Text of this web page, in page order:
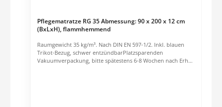
Pflegematratze RG 35 Abmessung: 90 x 200 x 12 cm
(BxLxH), flammhemmend
Raumgewicht 35 kg/m³. Nach DIN EN 597-1/2. Inkl. blauen
Trikot-Bezug, schwer entzündbarPlatzsparenden
Vakuumverpackung, bitte spätestens 6-8 Wochen nach Erhalt